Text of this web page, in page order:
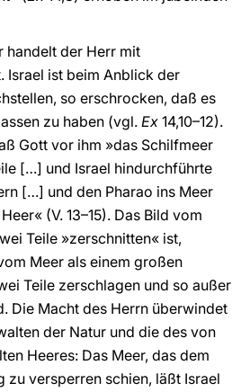
handelt der Herr mit
Israel ist beim Anblick der
so erschrocken, daß es
zu haben (vgl. Ex 14,10–12).
Gott vor ihm »das Schilfmeer
[…] und Israel hindurchführte
[…] und den Pharao ins Meer
(V. 13–15). Das Bild vom
Teile »zerschnitten« ist,
Meer als einem großen
Teile zerschlagen und so außer
Die Macht des Herrn überwindet
der Natur und die des von
Heeres: Das Meer, das dem
zu versperren schien, läßt Israel